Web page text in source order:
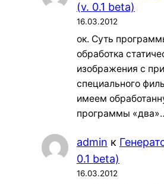
(v. 0.1 beta)
16.03.2012
ок. Суть
обработка
изображения с
специального
имеем
программы
admin к
0.1 beta)
16.03.2012